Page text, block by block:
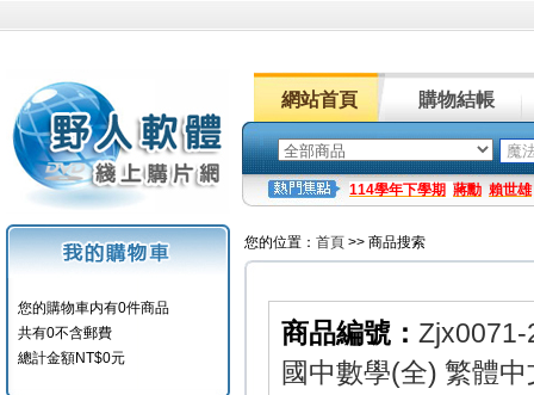
網站首頁 購物結帳
114學年下學期 蔣勳 賴世雄
您的購物車内有0件商品
共有0不含郵費
總計金額NT$0元
您的位置： 首頁 >> 商品搜索
商品編號： Zjx0071-
國中數學(全) 繁體